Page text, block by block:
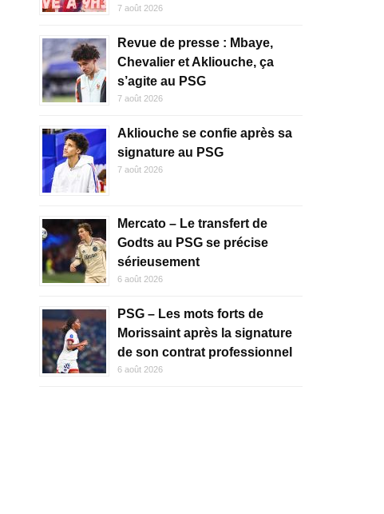
7 août 2026
Revue de presse : Mbaye,
Chevalier et Akliouche, ça
s’agite au PSG
7 août 2026
Akliouche se confie après sa
signature au PSG
7 août 2026
Mercato – Le transfert de
Godts au PSG se précise
sérieusement
6 août 2026
PSG – Les mots forts de
Morissaint après la signature
de son contrat professionnel
6 août 2026